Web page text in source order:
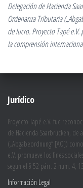
Delegación de Hacienda
Ordenanza Tributaria
de lucro. Proyecto Tapé
la comprensión
Jurídico
Proyecto Tapé e.V. fue
de Hacienda Saarbrücken, de
(„Abgabeordnung“ [AO])
e.V. promueve los fines
según el § 52 párr. 2 núm. 4,
Información Legal